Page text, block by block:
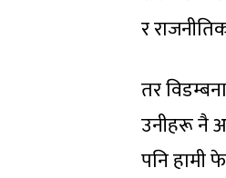
र
तर
उनीहरू नै
पनि हामी